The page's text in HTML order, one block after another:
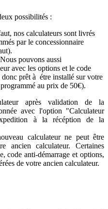
possibilités :
nos calculateurs sont livrés
par le concessionnaire
pouvons aussi
avec les options et le code
prêt à étre installé sur votre
au prix de 50€).
après validation de la
avec l'option "Calculateur
à la récéption de la
calculateur ne peut être
ancien calculateur. Certaines
code anti-démarrage et options,
de votre ancien calculateur.